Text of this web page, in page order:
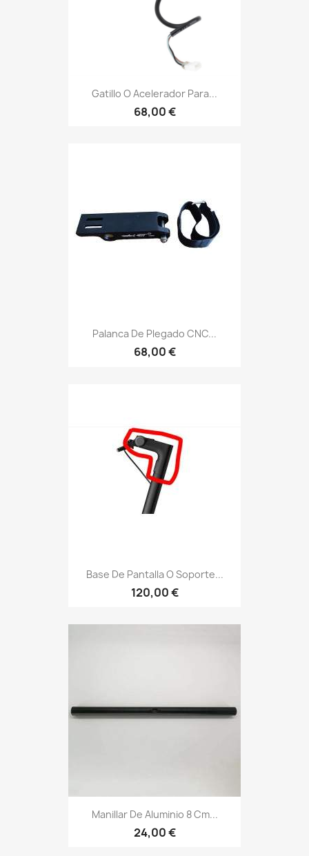
Gatillo O Acelerador Para...
68,00 €
Palanca De Plegado CNC...
68,00 €
Base De Pantalla O Soporte...
120,00 €
Manillar De Aluminio 8 Cm...
24,00 €